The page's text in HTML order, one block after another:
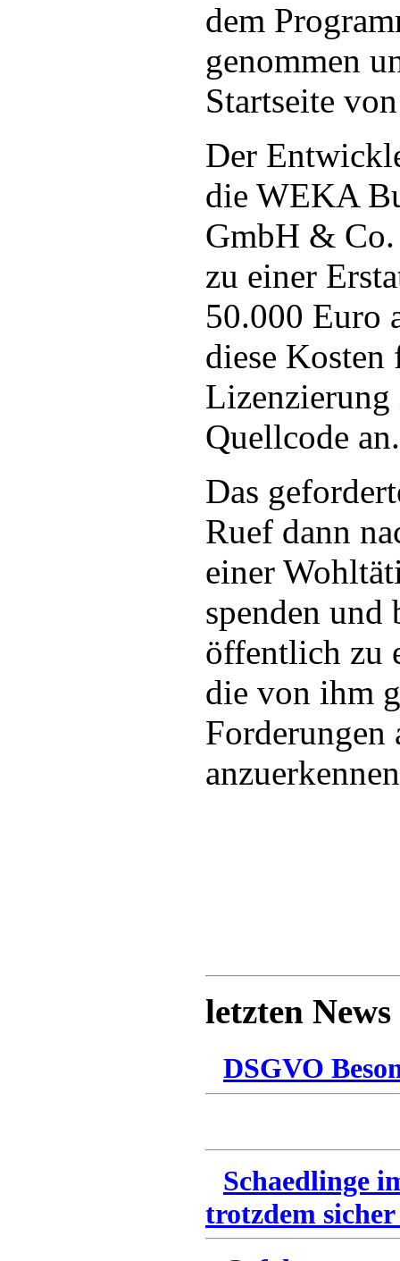
dem
genommen
Startseite
Der
die WEKA
GmbH &
zu einer
50.000 Euro
diese
Lizenzierung
Quellcode an.
Das
Ruef dann
einer
spenden
öffentlich zu
die von ihm
Forderungen
letzten News
DSGVO
Schaedlinge
trotzdem